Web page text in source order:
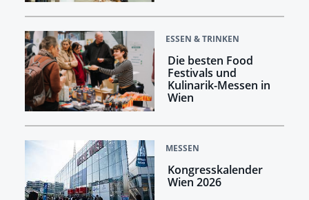
ESSEN & TRINKEN
Die besten Food
Festivals und
Kulinarik-Messen in
Wien
MESSEN
Kongresskalender
Wien 2026